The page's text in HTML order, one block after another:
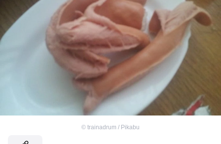
© trainadrum / Pikabu